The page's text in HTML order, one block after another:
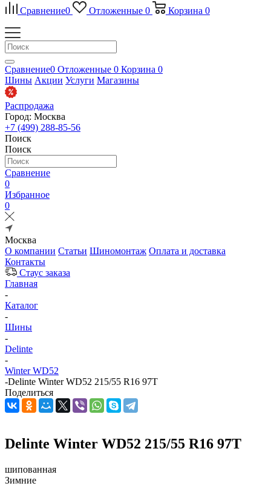
Сравнение0 Отложенные 0 Корзина 0
Сравнение0 Отложенные 0 Корзина 0
Шины Акции Услуги Магазины
Распродажа
Город: Москва
+7 (499) 288-85-56
Поиск
Поиск
Сравнение
0
Избранное
0
Москва
О компании Статьи Шиномонтаж Оплата и доставка
Контакты
Стаус заказа
Главная
-
Каталог
-
Шины
-
Delinte
-
Winter WD52
-Delinte Winter WD52 215/55 R16 97T
Поделиться
Delinte Winter WD52 215/55 R16 97T
шипованная
Зимние